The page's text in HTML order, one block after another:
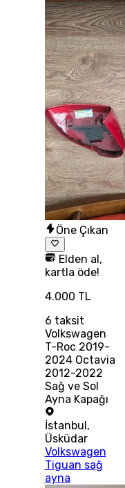
Öne Çıkan
Elden al,
kartla öde!
4.000 TL
6 taksit
Volkswagen
T-Roc 2019-
2024 Octavia
2012-2022
Sağ ve Sol
Ayna Kapağı
İstanbul ,
Üsküdar
Volkswagen
Tiguan sağ
ayna